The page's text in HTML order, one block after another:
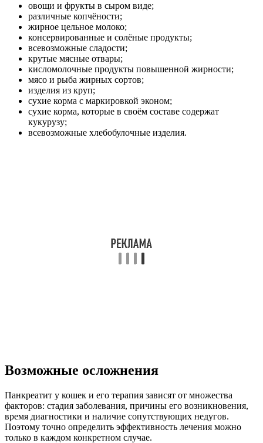
овощи и фрукты в сыром виде;
различные копчёности;
жирное цельное молоко;
консервированные и солёные продукты;
всевозможные сладости;
крутые мясные отвары;
кисломолочные продукты повышенной жирности;
мясо и рыба жирных сортов;
изделия из круп;
сухие корма с маркировкой эконом;
сухие корма, которые в своём составе содержат
кукурузу;
всевозможные хлебобулочные изделия.
Возможные осложнения
Панкреатит у кошек и его терапия зависят от множества
факторов: стадия заболевания, причины его возникновения,
время диагностики и наличие сопутствующих недугов.
Поэтому точно определить эффективность лечения можно
только в каждом конкретном случае.